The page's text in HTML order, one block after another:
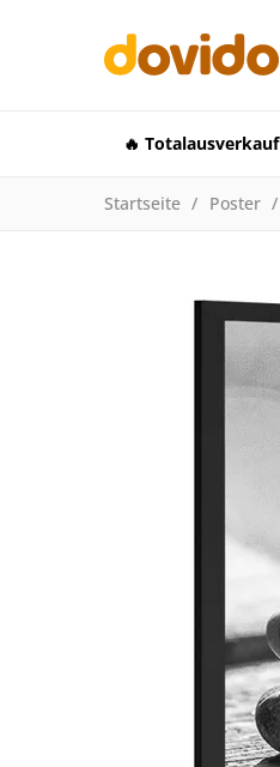
🔥 Totalausverkauf
Startseite Poster